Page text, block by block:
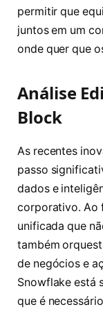
permitir que
juntos em um
onde quer que
Análise
Block
As recentes
passo
dados e
corporativo. Ao
unificada que
também
de negócios e
Snowflake está
que é